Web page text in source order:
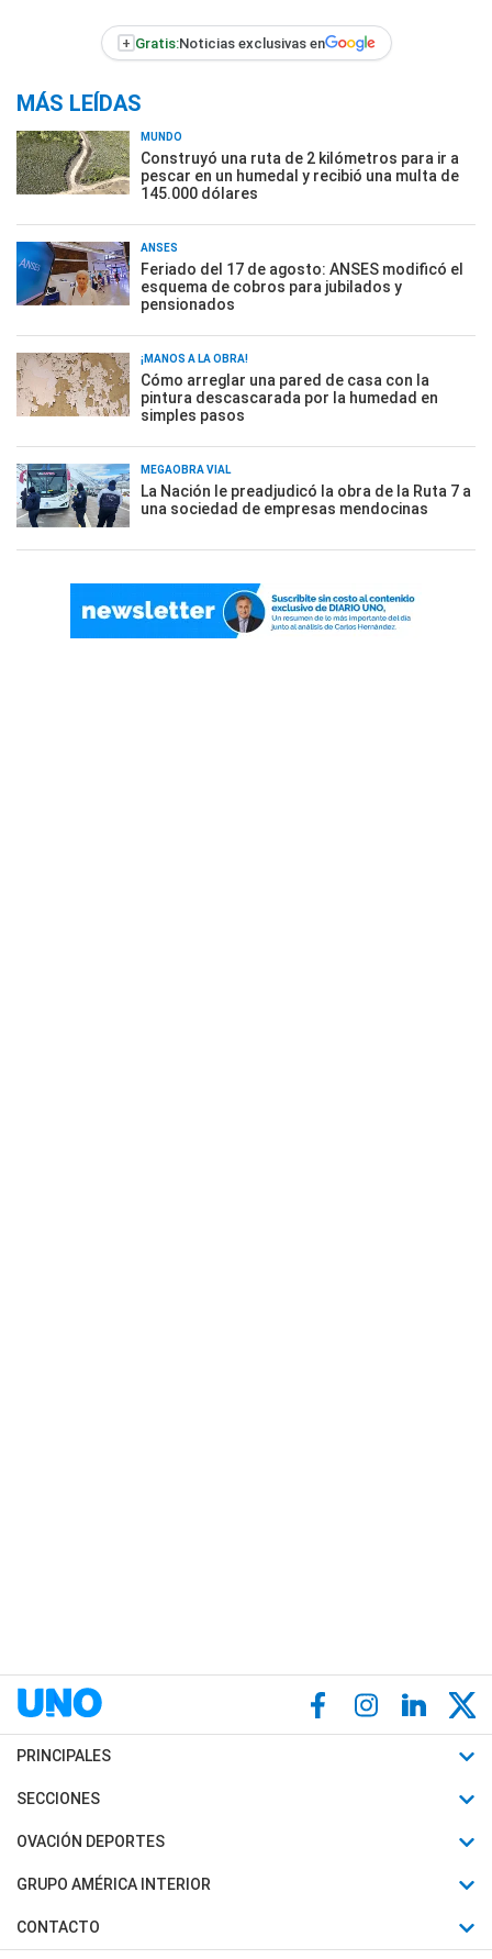
+ Gratis:Noticias exclusivas en
MÁS LEÍDAS
MUNDO
Construyó una ruta de 2 kilómetros para ir a
pescar en un humedal y recibió una multa de
145.000 dólares
ANSES
Feriado del 17 de agosto: ANSES modificó el
esquema de cobros para jubilados y
pensionados
¡MANOS A LA OBRA!
Cómo arreglar una pared de casa con la
pintura descascarada por la humedad en
simples pasos
MEGAOBRA VIAL
La Nación le preadjudicó la obra de la Ruta 7 a
una sociedad de empresas mendocinas
PRINCIPALES
Últimas Noticias
Política
Judiciales
SECCIONES
Horóscopo
Motores
Trucos caseros
OVACIÓN DEPORTES
Fútbol
Mundial
Automovilismo
GRUPO AMÉRICA INTERIOR
Canal 7 en Vivo
CONTACTO